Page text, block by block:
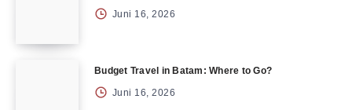
Juni 16, 2026
Budget Travel in Batam: Where to Go?
Juni 16, 2026